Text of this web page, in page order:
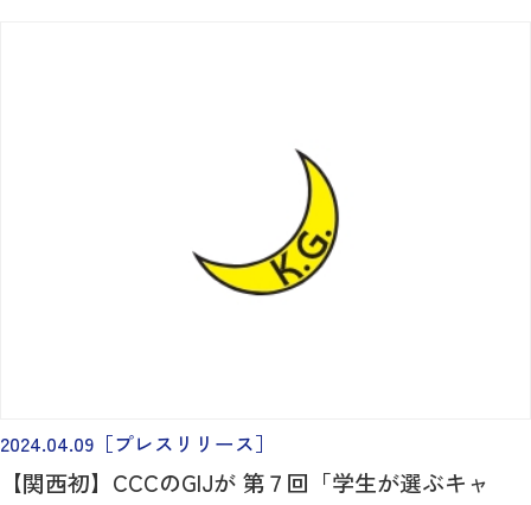
2024.04.09 ［プレスリリース］
【関西初】CCCのGIJが 第７回「学生が選ぶキャ